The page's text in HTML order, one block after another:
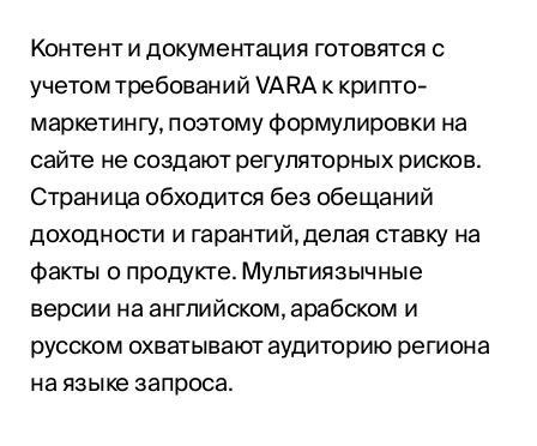
Контент и документация готовятся с
учетом требований VARA к крипто-
маркетингу, поэтому формулировки на
сайте не создают регуляторных рисков.
Страница обходится без обещаний
доходности и гарантий, делая ставку на
факты о продукте. Мультиязычные
версии на английском, арабском и
русском охватывают аудиторию региона
на языке запроса.